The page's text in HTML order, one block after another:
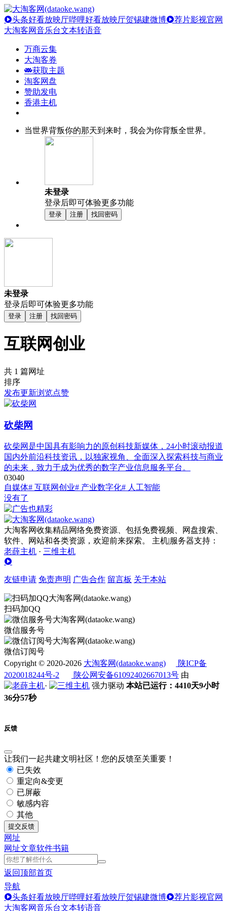
头条好看放映厅哔哩好看放映厅贺锡建微博
荐片影视官网
大淘客网音乐台文本转语音
万商云集
大淘客券
获取主题
淘客网盘
赞助发电
香港主机
当世界背叛你的那天到来时，我会为你背叛全世界。
未登录
登录后即可体验更多功能
登录 注册 找回密码
未登录
登录后即可体验更多功能
登录 注册 找回密码
互联网创业
共 1 篇网址
排序
发布更新浏览点赞
砍柴网
砍柴网是中国具有影响力的原创科技新媒体，24小时滚动报道
国内外前沿科技资讯，以独家视角、全面深入探索科技与商业
的未来，致力于成为优秀的数字产业信息服务平台。
03040
自媒体# 互联网创业# 产业数字化# 人工智能
没有了
大淘客网收集精品网络免费资源、包括免费视频、网盘搜索、
软件、网站和各类资源，欢迎前来探索。 主机|服务器支持：
老薛主机 · 三维主机
友链申请 免责声明 广告合作 留言板 关于本站
扫码加QQ
微信服务号
微信订阅号
Copyright © 2020-2026 大淘客网(dataoke.wang)
陕ICP备
2020018244号-2
陕公网安备61092402667013号 由
·
强力驱动 本站已运行：4410天9小时
36分57秒
反馈
让我们一起共建文明社区！您的反馈至关重要！
已失效
重定向&变更
已屏蔽
敏感内容
其他
提交反馈
网址
网址文章软件书籍
返回顶部首页
导航
头条好看放映厅哔哩好看放映厅贺锡建微博
荐片影视官网
大淘客网音乐台文本转语音